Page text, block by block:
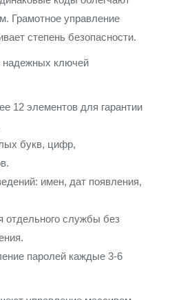
Грамотное управление
степень безопасности.
ключей
12 элементов для гарантии
букв, цифр,
имен, дат появления,
отдельного службы без
паролей каждые 3-6